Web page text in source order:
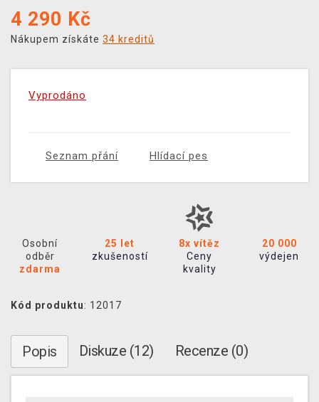
4 290 Kč
Nákupem získáte 34 kreditů
Vyprodáno
Seznam přání Hlídací pes
Osobní
odběr
zdarma
25 let
zkušeností
8x vítěz
Ceny
kvality
20 000
výdejen
Kód produktu: 12017
Popis Diskuze (12) Recenze (0)